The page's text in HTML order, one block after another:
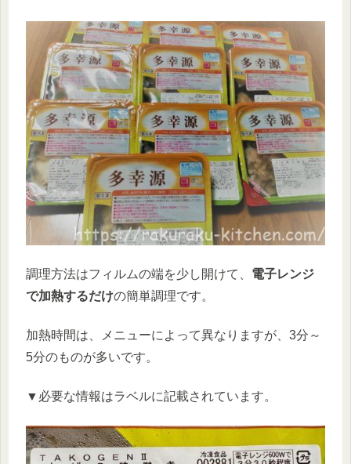
調理方法はフィルムの端を少し開けて、 電子レンジ
で加熱するだけの簡単調理です。
加熱時間は、メニューによって異なりますが、3分～
5分のものが多いです。
▼必要な情報はラベルに記載されています。